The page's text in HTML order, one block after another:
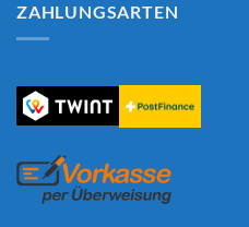
ZAHLUNGSARTEN